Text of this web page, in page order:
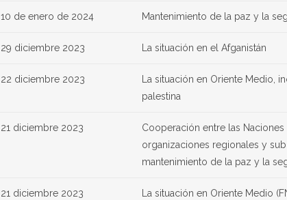
10 de enero de 2024 Mantenimiento de la paz y la
29 diciembre 2023 La situación en el Afganistán
22 diciembre 2023
La situación en Oriente Medio,
palestina
21 diciembre 2023
Cooperación entre las Naciones
organizaciones regionales y
mantenimiento de la paz y la
21 diciembre 2023 La situación en Oriente Medio